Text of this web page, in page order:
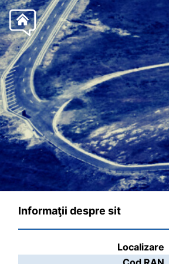
Informaţii despre sit
Localizare